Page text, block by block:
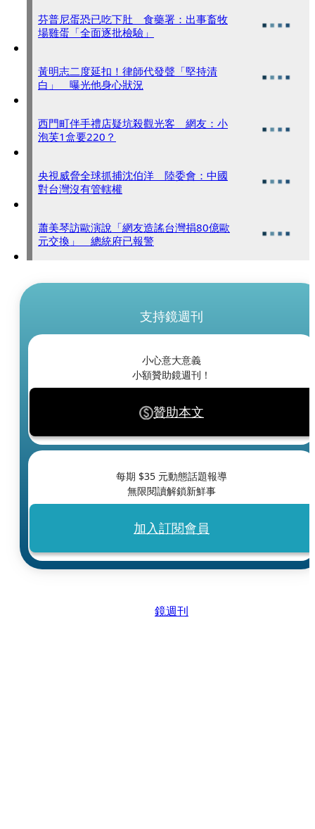
芬普尼蛋恐已吃下肚 食藥署：出事畜牧
場雞蛋「全面逐批檢驗」
黃明志二度延扣！律師代發聲「堅持清
白」 曝光他身心狀況
西門町伴手禮店疑坑殺觀光客 網友：小
泡芙1盒要220？
央視威脅全球抓捕沈伯洋 陸委會：中國
對台灣沒有管轄權
蕭美琴訪歐演說「網友造謠台灣捐80億歐
元交換」 總統府已報警
支持鏡週刊
小心意大意義
小額贊助鏡週刊！
贊助本文
每期 $35 元動態話題報導
無限閱讀解鎖新鮮事
加入訂閱會員
鏡週刊